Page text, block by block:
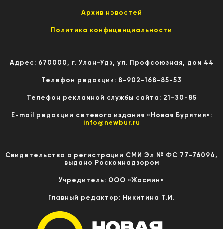
Архив новостей
Политика конфиценциальности
Адрес: 670000, г. Улан-Удэ, ул. Профсоюзная, дом 44
Телефон редакции: 8-902-168-85-53
Телефон рекламной службы сайта: 21-30-85
E-mail редакции сетевого издания «Новая Бурятия»:
info@newbur.ru
Свидетельство о регистрации СМИ Эл № ФС 77-76094,
выдано Роскомнадзором
Учредитель: ООО «Жасмин»
Главный редактор: Никитина Т.И.